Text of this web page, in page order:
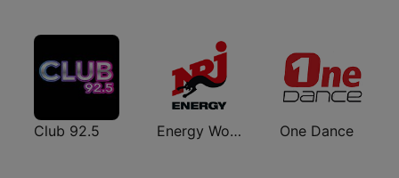
Club 92.5 Energy Workout One Dance